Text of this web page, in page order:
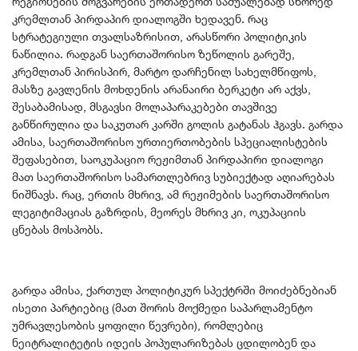
კრემლთან პირდაპირ დიალოგში ხედავენ. რაც
სტრატეგიული თვალსაზრისით, არასწორი პოლიტიკის
ნაწილია. რადგან საერთაშორისო ზეწოლის გარეშე,
კრემლთან პირისპირ, მარტო დარჩენილ სახელმწიფოს,
მასზე გავლენის მოხდენის არანაირი ბერკეტი არ აქვს,
შესაბამისად, მსგავსი მოლაპარაკებები თავშივე
განწირულია და საკუთარ კარში გოლის გატანას ჰგავს. გარდა
ამისა, საერთაშორისო ურთიერთობების სპეციალისტების
შეფასებით, საოკუპაციო რეჟიმთან პირდაპირი დიალოგი
მათ საერთაშორისო სამართლებრივ სუბიექტად აღიარებას
ნიშნავს. რაც, ერთის მხრივ, ამ რეჟიმების საერთაშორისო
ლეგიტიმაციას გაზრდის, მეორეს მხრივ კი, ოკუპაციის
ცნებას მოსპობს.
გარდა ამისა, ქართულ პოლიტიკურ სპექტრში მოიძებნებიან
ისეთი პარტიებიც (მათ შორის მოქმედი საპარლამენტო
უმრავლესობის ყოფილი წევრები), რომლებიც
ნეიტრალიტეტის იდეის პოპულარიზებას ცდილობენ და